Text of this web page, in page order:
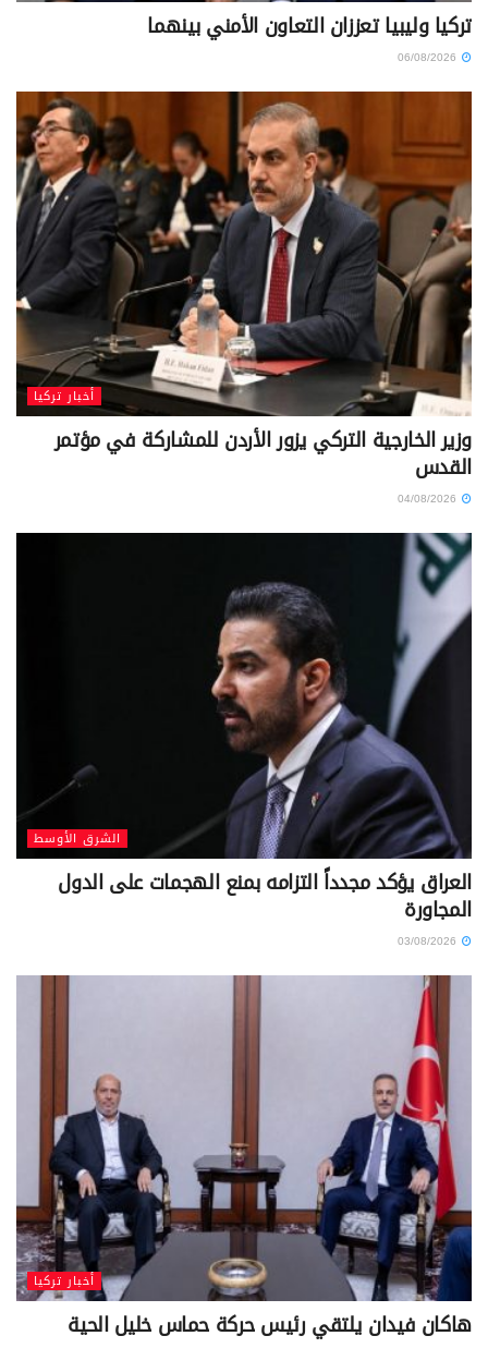
تركيا وليبيا تعززان التعاون الأمني بينهما
أخبار تركيا
وزير الخارجية التركي يزور الأردن للمشاركة في مؤتمر
القدس
الشرق الأوسط
العراق يؤكد مجدداً التزامه بمنع الهجمات على الدول
المجاورة
أخبار تركيا
هاكان فيدان يلتقي رئيس حركة حماس خليل الحية